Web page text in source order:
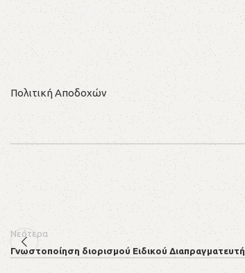
Πολιτική Αποδοχών
Νεότερα
Γνωστοποίηση διορισμού Ειδικού Διαπραγματευτή